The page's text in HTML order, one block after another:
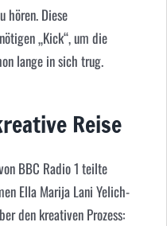
hören. Diese
„Kick“, um die
lange in sich trug.
Reise
BBC Radio 1 teilte
Ella Marija Lani Yelich-
den kreativen Prozess: